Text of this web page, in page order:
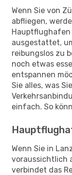
Wenn Sie von
abfliegen,
Hauptflughafen
ausgestattet,
reibungslos zu
noch etwas
entspannen
Sie alles, was
einfach. So
Wenn Sie in
voraussichtlich
verbindet das